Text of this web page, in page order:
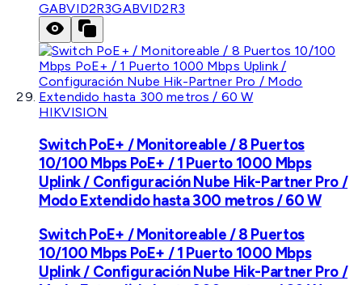
GABVID2R3GABVID2R3
HIKVISION
Switch PoE+ / Monitoreable / 8 Puertos
10/100 Mbps PoE+ / 1 Puerto 1000 Mbps
Uplink / Configuración Nube Hik-Partner Pro /
Modo Extendido hasta 300 metros / 60 W
Switch PoE+ / Monitoreable / 8 Puertos
10/100 Mbps PoE+ / 1 Puerto 1000 Mbps
Uplink / Configuración Nube Hik-Partner Pro /